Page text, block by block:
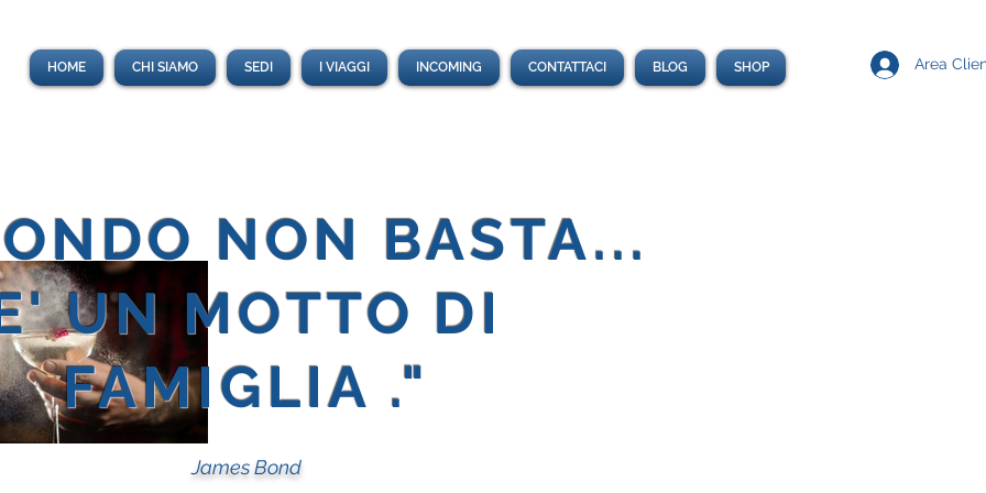
HOME CHI SIAMO SEDI I VIAGGI INCOMING CONTATTACI BLOG SHOP Area
NON BASTA...
UN MOTTO DI
FAMIGLIA ."
James Bond